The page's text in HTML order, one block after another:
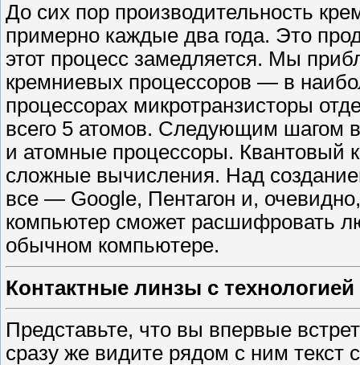
До сих пор производительность
примерно каждые два года. Это
этот процесс замедляется. Мы
кремниевых процессоров — ​в
процессорах микротранзисторы
всего 5 атомов. Следующим шагом
и атомные процессоры. Квантовый
сложные вычисления. Над
все — ​Google, Пентагон и,
компьютер сможет расшифровать
обычном компьютере.
Контактные линзы с
Представьте, что вы впервые
сразу же видите рядом с ним